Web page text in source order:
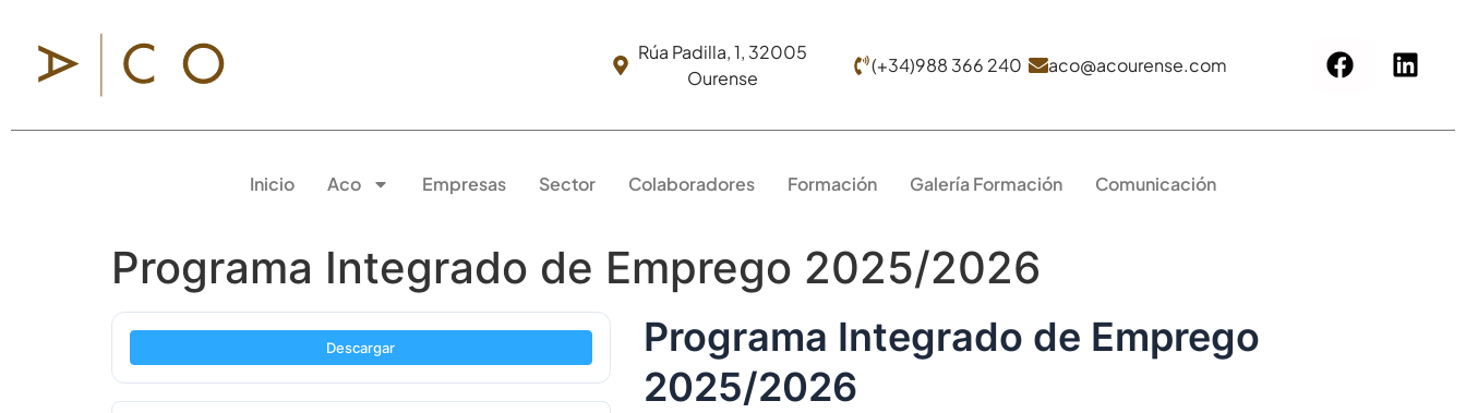
Rúa Padilla, 1, 32005
Ourense
(+34)988 366 240 aco@acourense.com
Inicio Aco Empresas Sector Colaboradores Formación Galería Formación Comunicación
Programa Integrado de Emprego 2025/2026
Descargar
Programa Integrado de Emprego
2025/2026